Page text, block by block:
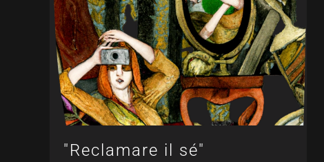
"Reclamare il sé"